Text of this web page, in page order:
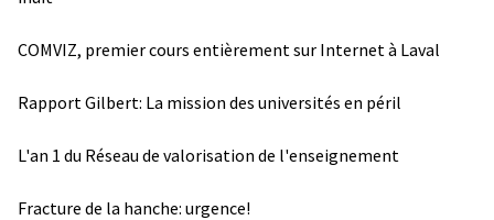
COMVIZ, premier cours entièrement sur Internet à Laval
Rapport Gilbert: La mission des universités en péril
L'an 1 du Réseau de valorisation de l'enseignement
Fracture de la hanche: urgence!